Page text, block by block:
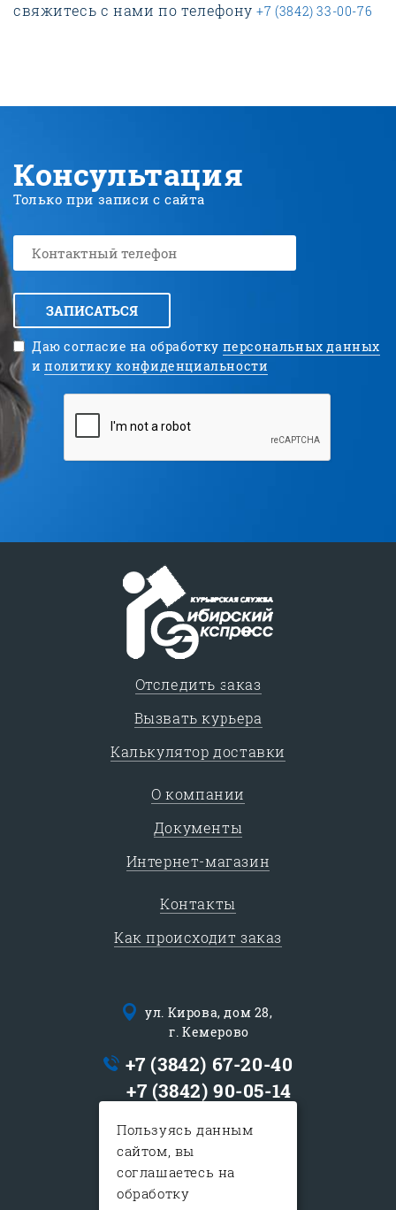
свяжитесь с нами по телефону+7 (3842) 33-00-76
Консультация
Только при записи с сайта
ЗАПИСАТЬСЯ
Даю согласие на обработку персональных данных
иполитику конфиденциальности
Отследить заказ
Вызвать курьера
Калькулятор доставки
О компании
Документы
Интернет-магазин
Контакты
Как происходит заказ
ул. Кирова, дом 28,
г. Кемерово
+7 (3842) 67-20-40
+7 (3842) 90-05-14
с 9:00 до 19:00
в субботу с 10:00-15:00
воскресенье - выходной
Пользуясь данным
сайтом, вы
соглашаетесь на
обработку